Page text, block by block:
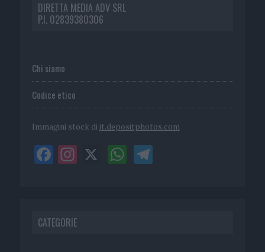
DIRETTA MEDIA ADV SRL
P.I. 02839380306
Chi siamo
Codice etico
Immagini stock di it.depositphotos.com
CATEGORIE